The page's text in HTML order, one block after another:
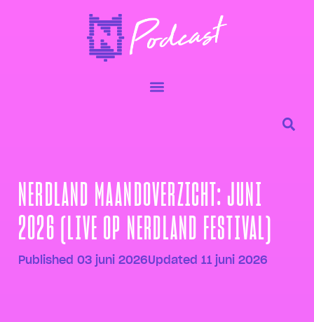
NERDLAND MAANDOVERZICHT: JUNI
2026 (LIVE OP NERDLAND FESTIVAL)
Published 03 juni 2026Updated 11 juni 2026